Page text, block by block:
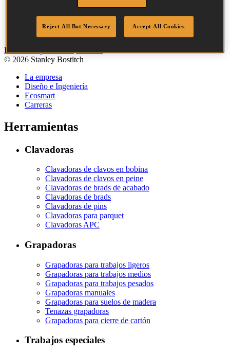
Accesibilidad
Mapa del sitio
Política de privacidad Cookies
© 2026 Stanley Bostitch
La empresa
Diseño e Ingeniería
Ecosmart
Carreras
Herramientas
Clavadoras
Clavadoras de clavos en bobina
Clavadoras de clavos en peine
Clavadoras de brads de acabado
Clavadoras de brads
Clavadoras de pins
Clavadoras para parquet
Clavadoras APC
Grapadoras
Grapadoras para trabajos ligeros
Grapadoras para trabajos medios
Grapadoras para trabajos pesados
Grapadoras manuales
Grapadoras para suelos de madera
Tenazas grapadoras
Grapadoras para cierre de cartón
Trabajos especiales
Reject All But Necessary Accept All Cookies